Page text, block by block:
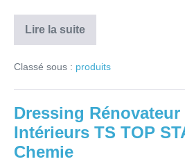
Lire la suite
Classé sous : produits
Dressing
Intérieurs TS TOP
Chemie